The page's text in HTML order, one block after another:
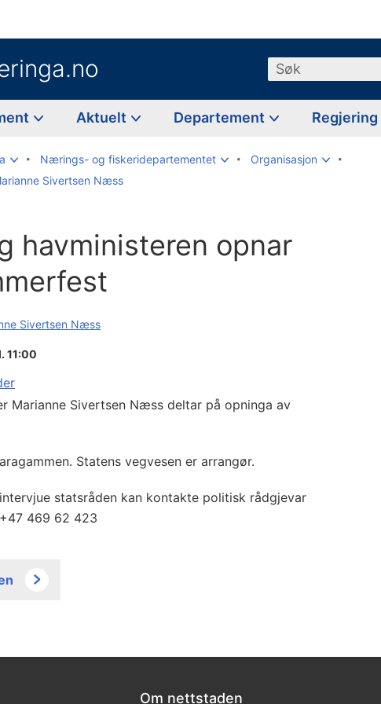
Søk
Aktuelt Departement Regjering
Nærings- og fiskeridepartementet
Organisasjon
Sivertsen Næss
havministeren opnar
Sivertsen Næss
11:00
Marianne Sivertsen Næss deltar på opninga av
Statens vegvesen er arrangør.
statsråden kan kontakte politisk rådgjevar
469 62 423
Om nettstaden